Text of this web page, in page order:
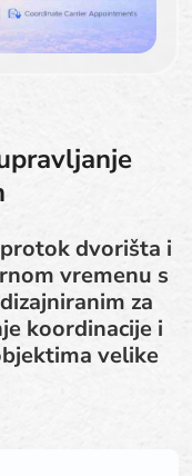
dvorišta i
vremenu s
za
koordinacije i
velike